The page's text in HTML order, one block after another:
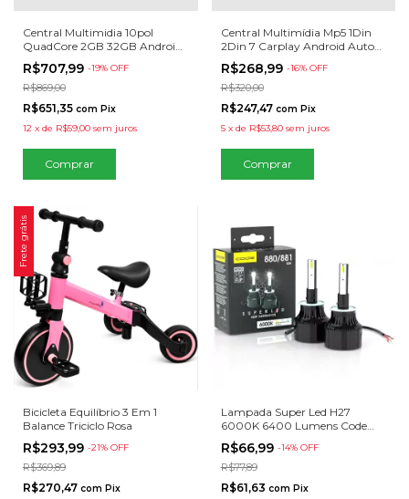
Central Multimidia 10pol
QuadCore 2GB 32GB Android
Auto Carplay Espelhamento
R$707,99 -19% OFF
R$869,00
R$651,35 com Pix
12 x de R$59,00 sem juros
Central Multimídia Mp5 1Din
2Din 7 Carplay Android Auto
Espelhamento USB Bluetooth
R$268,99 -16% OFF
R$320,00
R$247,47 com Pix
5 x de R$53,80 sem juros
Frete grátis
Bicicleta Equilíbrio 3 Em 1
Balance Triciclo Rosa
R$293,99 -21% OFF
R$369,89
R$270,47 com Pix
Lampada Super Led H27
6000K 6400 Lumens Code
New Generation
R$66,99 -14% OFF
R$77,89
R$61,63 com Pix